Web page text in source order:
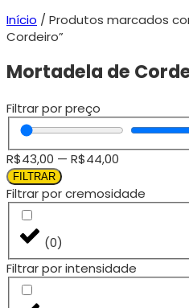
Início / Produtos marcados
Cordeiro”
Mortadela de
Filtrar por preço
R$43,00 — R$44,00
FILTRAR
Filtrar por cremosidade
(0)
Filtrar por intensidade